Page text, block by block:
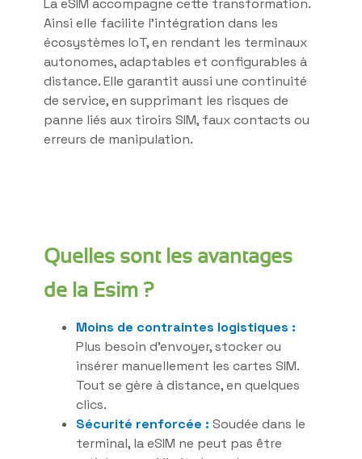
La eSIM accompagne cette transformation.
Ainsi elle facilite l’intégration dans les
écosystèmes IoT, en rendant les terminaux
autonomes, adaptables et configurables à
distance. Elle garantit aussi une continuité
de service, en supprimant les risques de
panne liés aux tiroirs SIM, faux contacts ou
erreurs de manipulation.
Quelles sont les avantages
de la Esim ?
Moins de contraintes logistiques :
Plus besoin d’envoyer, stocker ou
insérer manuellement les cartes SIM.
Tout se gère à distance, en quelques
clics.
Sécurité renforcée : Soudée dans le
terminal, la eSIM ne peut pas être